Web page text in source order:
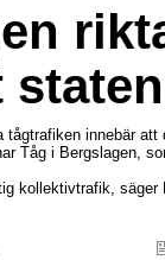
tågtrafiken innebär att
Tåg i Bergslagen,
kollektivtrafik, säger